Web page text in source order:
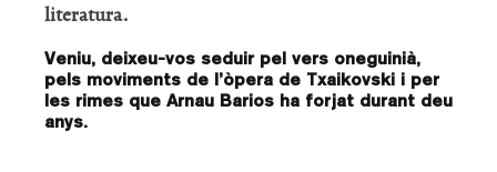
literatura.
Veniu, deixeu-vos seduir pel vers oneguinià,
pels moviments de l’òpera de Txaikovski i per
les rimes que Arnau Barios ha forjat durant deu
anys.